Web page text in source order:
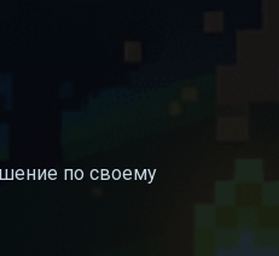
по своему